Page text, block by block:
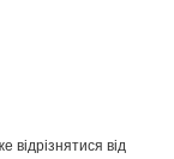
відрізнятися від